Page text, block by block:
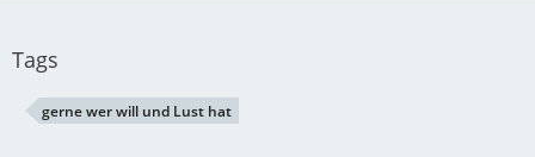
Tags
gerne wer will und Lust hat